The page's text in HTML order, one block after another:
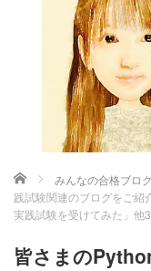
ホーム みんなの合格ブロ
践試験関連のブログをご紹
実践試験を受けてみた」他
皆さまの